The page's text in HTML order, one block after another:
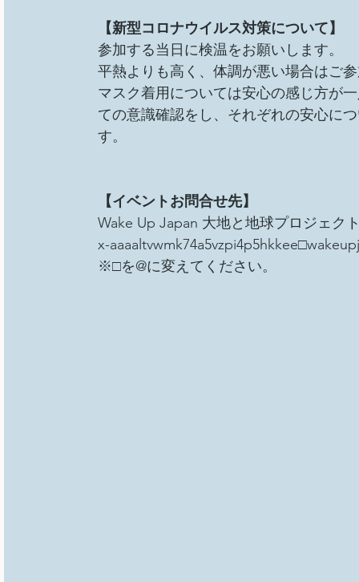
【新型コロナウイルス対策について】
参加する当日に検温をお願いします。
平熱よりも高く、体調が悪い場合はご
マスク着用については安心の感じ方が
ての意識確認をし、それぞれの安心に
す。
【イベントお問合せ先】
Wake Up Japan 大地と地球プロジェク
x-
※□を@に変えてください。